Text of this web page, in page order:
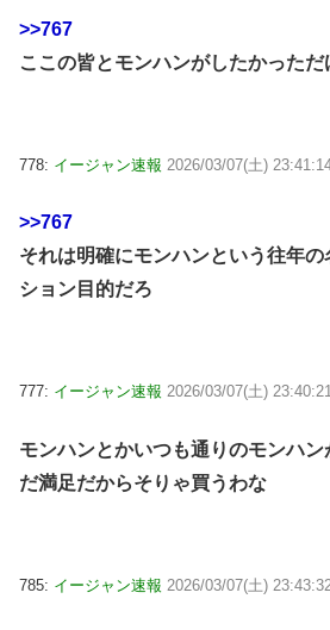
>>767
ここの皆とモンハンがしたかった
778: イージャン速報 2026/03/07(土)
>>767
それは明確にモンハンという往年
ション目的だろ
777: イージャン速報 2026/03/07(土)
モンハンとかいつも通りのモンハ
だ満足だからそりゃ買うわな
785: イージャン速報 2026/03/07(土)